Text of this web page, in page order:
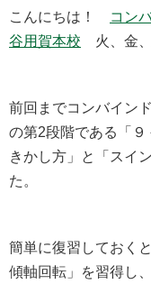
こんにちは！
コン
谷用賀本校 火、金、
前回までコンバイン
の第2段階である「
きかし方」と「スイ
た。
簡単に復習しておく
傾軸回転」を習得し